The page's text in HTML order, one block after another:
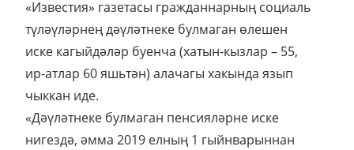
«Известия» газетасы гражданнарның социаль
түләүләрнең дәүләтнеке булмаган өлешен
иске кагыйдәләр буенча (хатын-кызлар – 55,
ир-атлар 60 яшьтән) алачагы хакында язып
чыккан иде.
«Дәүләтнеке булмаган пенсияләрне иске
нигездә, әмма 2019 елның 1 гыйнварыннан